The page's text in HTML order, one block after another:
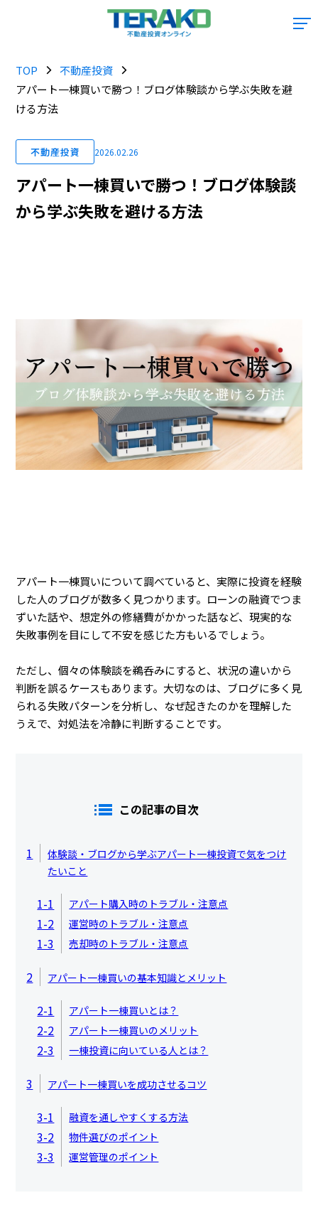
TOP
不動産投資
アパート一棟買いで勝つ！ブログ体験談から学ぶ失敗を避
ける方法
不動産投資 2026.02.26
アパート一棟買いで勝つ！ブログ体験談
から学ぶ失敗を避ける方法
アパート一棟買いについて調べていると、実際に投資を経験
した人のブログが数多く見つかります。ローンの融資でつま
ずいた話や、想定外の修繕費がかかった話など、現実的な
失敗事例を目にして不安を感じた方もいるでしょう。
ただし、個々の体験談を鵜呑みにすると、状況の違いから
判断を誤るケースもあります。大切なのは、ブログに多く見
られる失敗パターンを分析し、なぜ起きたのかを理解した
うえで、対処法を冷静に判断することです。
この記事の目次
1
体験談・ブログから学ぶアパート一棟投資で気をつけ
たいこと
1-1 アパート購入時のトラブル・注意点
1-2 運営時のトラブル・注意点
1-3 売却時のトラブル・注意点
2 アパート一棟買いの基本知識とメリット
2-1 アパート一棟買いとは？
2-2 アパート一棟買いのメリット
2-3 一棟投資に向いている人とは？
3 アパート一棟買いを成功させるコツ
3-1 融資を通しやすくする方法
3-2 物件選びのポイント
3-3 運営管理のポイント